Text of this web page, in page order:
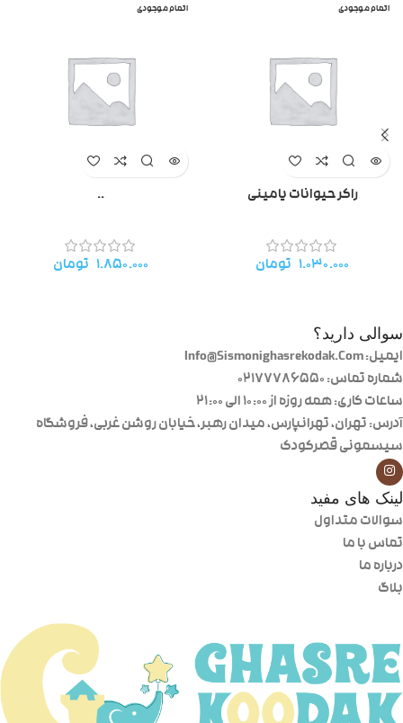
اتمام موجودی
راکر حیوانات یامینی
۱.۰۳۰.۰۰۰ تومان
اتمام موجودی
..
۱.۸۵۰.۰۰۰ تومان
سوالی دارید؟
ایمیل: Info@Sismonighasrekodak.Com
شماره تماس: 02177786550
ساعات کاری: همه روزه از ۱۰:۰۰ الی ۲۱:۰۰
آدرس: تهران، تهرانپارس، میدان رهبر، خیابان روشن غربی، فروشگاه
سیسمونی قصرکودک
لینک های مفید
سوالات متداول
تماس با ما
درباره ما
بلاگ